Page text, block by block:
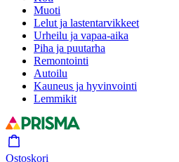
Muoti
Lelut ja lastentarvikkeet
Urheilu ja vapaa-aika
Piha ja puutarha
Remontointi
Autoilu
Kauneus ja hyvinvointi
Lemmikit
Ostoskori